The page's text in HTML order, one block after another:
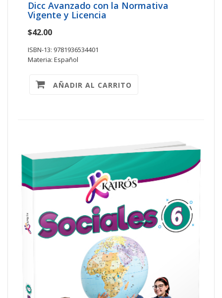
Dicc Avanzado con la Normativa
Vigente y Licencia
$42.00
ISBN-13: 9781936534401
Materia: Español
AÑADIR AL CARRITO